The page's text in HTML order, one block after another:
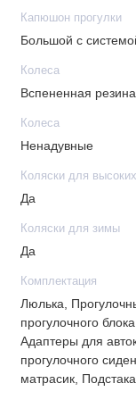
• Чехлы коляски
• В капюшонах
на молнии
• Тормоз не
• Ручка бампера:
• Ширина шасси
• Тип колес:
• Поворотные
• Амортизация:
• Рама поместится
• Легко входит в
Капюшон прогулки
Большой с
Колеса
Вспененная резина
Колеса
Ненадувные
Коляски для высоких
Да
Коляски для зимы
Да
Комплектация
Люлька,
прогулочного
Адаптеры для
прогулочного
матрасик,